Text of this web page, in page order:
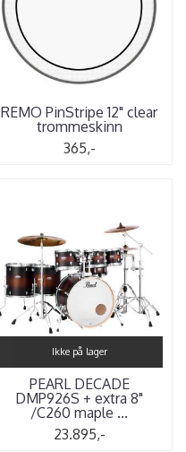
REMO PinStripe 12" clear
trommeskinn
365,-
Ikke på lager
PEARL DECADE
DMP926S + extra 8"
/C260 maple ...
23.895,-